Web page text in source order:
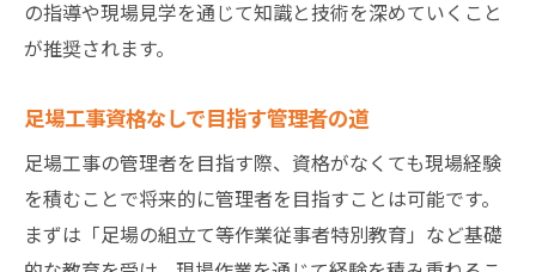
の指導や現場見学を通じて知識と技術を深めていくこと
が推奨されます。
足場工事資格なしで目指す管理者の道
足場工事の管理者を目指す際、資格がなくても現場経験
を積むことで将来的に管理者を目指すことは可能です。
まずは「足場の組立て等作業従事者特別教育」など基礎